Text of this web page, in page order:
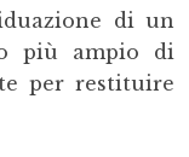
di un
più ampio di
per restituire